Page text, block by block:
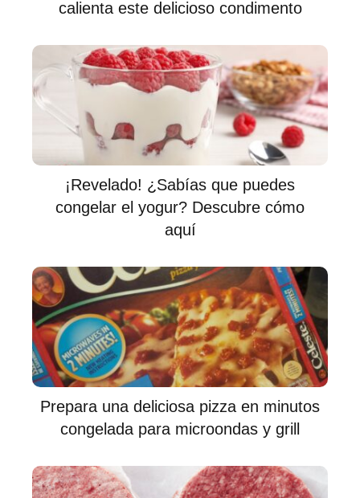
calienta este delicioso condimento
¡Revelado! ¿Sabías que puedes
congelar el yogur? Descubre cómo
aquí
Prepara una deliciosa pizza en minutos
congelada para microondas y grill